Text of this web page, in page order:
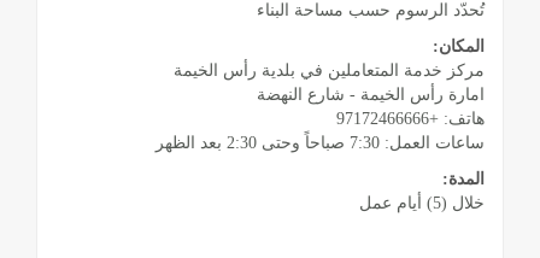
تُحدّد الرسوم حسب مساحة البناء
المكان:
مركز خدمة المتعاملين في بلدية رأس الخيمة
امارة رأس الخيمة - شارع النهضة
هاتف: +97172466666
ساعات العمل: 7:30 صباحاً وحتى 2:30 بعد الظهر
المدة:
خلال (5) أيام عمل